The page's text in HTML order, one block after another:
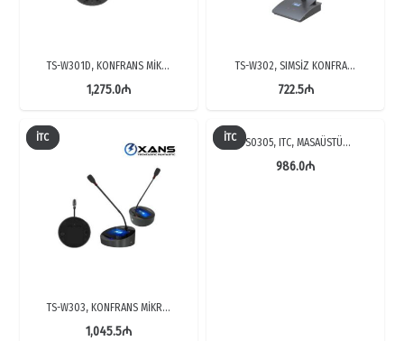
TS-W301D, KONFRANS MİK…
1,275.0₼
TS-W302, SIMSİZ KONFRA…
722.5₼
İTC
TS-W303, KONFRANS MİKR…
1,045.5₼
İTC TS0305, ITC, MASAÜSTÜ…
986.0₼